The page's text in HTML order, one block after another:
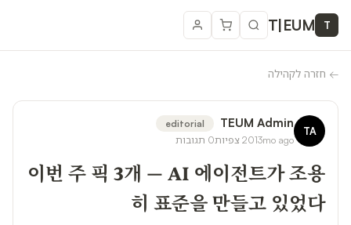
T
T|EUM
← חזרה לקהילה
TA
editorial TEUM Admin
3mo ago
201צפיות0 תגובות
이번 주 픽 3개 — AI 에이전트가 조용
히 표준을 만들고 있었다